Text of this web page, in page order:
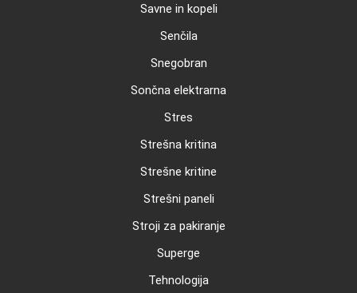
Savne in kopeli
Senčila
Snegobran
Sončna elektrarna
Stres
Strešna kritina
Strešne kritine
Strešni paneli
Stroji za pakiranje
Superge
Tehnologija